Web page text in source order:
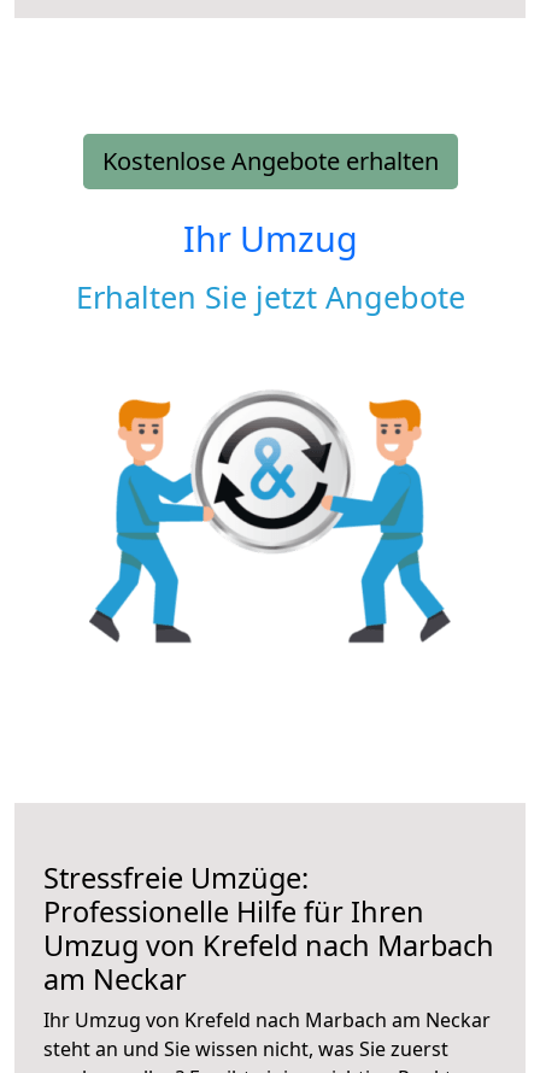
Kostenlose Angebote erhalten
Ihr Umzug
Erhalten Sie jetzt Angebote
Stressfreie Umzüge:
Professionelle Hilfe für Ihren
Umzug von Krefeld nach Marbach
am Neckar
Ihr Umzug von Krefeld nach Marbach am Neckar
steht an und Sie wissen nicht, was Sie zuerst